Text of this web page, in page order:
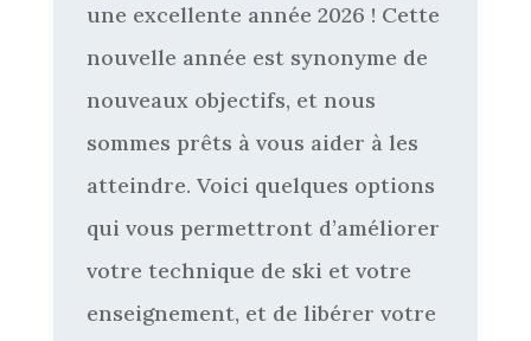
une excellente année 2026 ! Cette
nouvelle année est synonyme de
nouveaux objectifs, et nous
sommes prêts à vous aider à les
atteindre. Voici quelques options
qui vous permettront d’améliorer
votre technique de ski et votre
enseignement, et de libérer votre